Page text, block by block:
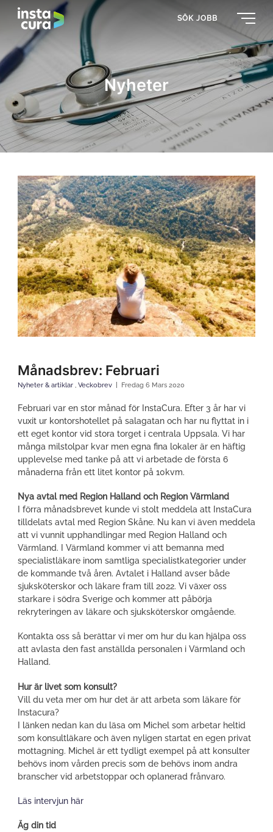
SÖK JOBB
Nyheter
Månadsbrev: Februari
Nyheter & artiklar , Veckobrev Fredag 6 Mars 2020
Februari var en stor månad för InstaCura. Efter 3 år har vi
vuxit ur kontorshotellet på salagatan och har nu flyttat in i
ett eget kontor vid stora torget i centrala Uppsala. Vi har
många milstolpar kvar men egna fina lokaler är en häftig
upplevelse med tanke på att vi arbetade de första 6
månaderna från ett litet kontor på 10kvm.
Nya avtal med Region Halland och Region Värmland
I förra månadsbrevet kunde vi stolt meddela att InstaCura
tilldelats avtal med Region Skåne. Nu kan vi även meddela
att vi vunnit upphandlingar med Region Halland och
Värmland. I Värmland kommer vi att bemanna med
specialistläkare inom samtliga specialistkategorier under
de kommande två åren. Avtalet i Halland avser både
sjuksköterskor och läkare fram till 2022. Vi växer oss
starkare i södra Sverige och kommer att påbörja
rekryteringen av läkare och sjuksköterskor omgående.
Kontakta oss så berättar vi mer om hur du kan hjälpa oss
att avlasta den fast anställda personalen i Värmland och
Halland.
Hur är livet som konsult?
Vill du veta mer om hur det är att arbeta som läkare för
Instacura?
I länken nedan kan du läsa om Michel som arbetar heltid
som konsultläkare och även nyligen startat en egen privat
mottagning. Michel är ett tydligt exempel på att konsulter
behövs inom vården precis som de behövs inom andra
branscher vid arbetstoppar och oplanerad frånvaro.
Läs intervjun här
Äg din tid